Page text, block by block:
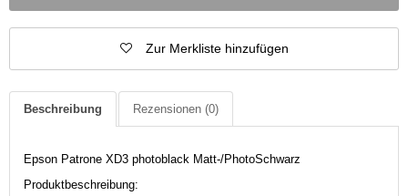
Zur Merkliste hinzufügen
Beschreibung Rezensionen (0)
Epson Patrone XD3 photoblack Matt-/PhotoSchwarz
Produktbeschreibung: